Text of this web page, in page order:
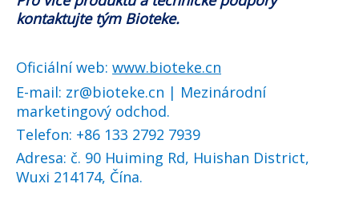
kontaktujte tým Bioteke.
Oficiální web: www.bioteke.cn
E-mail: zr@bioteke.cn | Mezinárodní
marketingový odchod.
Telefon: +86 133 2792 7939
Adresa: č. 90 Huiming Rd, Huishan District,
Wuxi 214174, Čína.